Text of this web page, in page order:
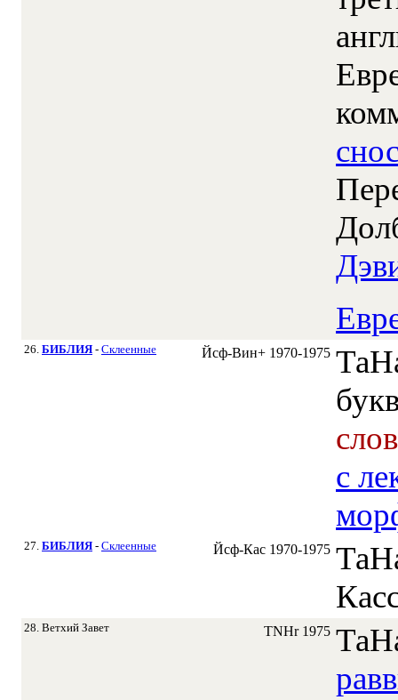
26. БИБЛИЯ - Склеенные Йсф-Вин+ 1970-1975
c
27. БИБЛИЯ - Склеенные Йсф-Кас 1970-1975
28. Ветхий Завет TNHr1975